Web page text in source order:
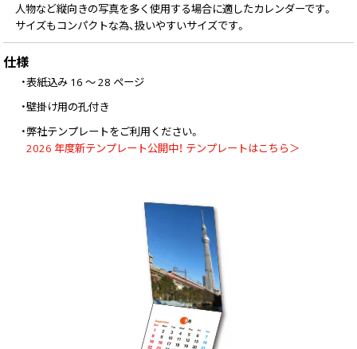
人物など縦向きの写真を多く使用する場合に適したカレンダーです。
サイズもコンパクトな為、扱いやすいサイズです。
仕様
・表紙込み 16 ～ 28 ページ
・壁掛け用の孔付き
・弊社テンプレートをご利用ください。
2026 年度新テンプレート公開中！ テンプレートはこちら＞